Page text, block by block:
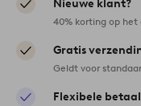
Nieuwe klant?
40% korting op
Gratis
Geldt voor
Flexibele